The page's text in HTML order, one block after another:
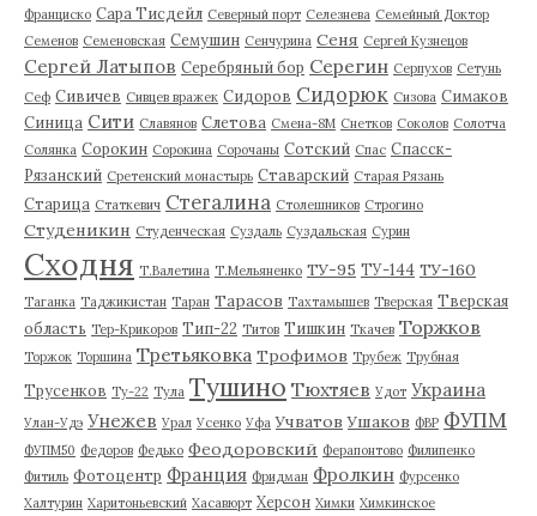
Франциско Сара Тисдейл Северный порт Селезнева Семейный Доктор
Семенов Семеновская Семушин Сенчурина Сеня Сергей Кузнецов
Сергей Латыпов Серебряный бор Серегин Серпухов Сетунь
Сеф Сивичев Сивцев вражек Сидоров Сидорюк Сизова Симаков
Синица Сити Славянов Слетова Смена-8М Снетков Соколов Солотча
Солянка Сорокин Сорокина Сорочаны Сотский Спас Спасск-
Рязанский Сретенский монастырь Ставарский Старая Рязань
Старица Статкевич Стегалина Столешников Строгино
Студеникин Студенческая Суздаль Суздальская Сурин
Сходня Т.Валетина Т.Мельяненко ТУ-95 ТУ-144 ТУ-160
Таганка Таджикистан Таран Тарасов Тахтамышев Тверская Тверская
область Тер-Крикоров Тип-22 Титов Тишкин Ткачев Торжков
Торжок Торшина Третьяковка Трофимов Трубеж Трубная
Трусенков Ту-22 Тула Тушино Тюхтяев Удот Украина
Улан-Удэ Унежев Урал Усенко Уфа Учватов Ушаков ФВР ФУПМ
ФУПМ50 Федоров Федько Феодоровский Ферапонтово Филипенко
Фитиль Фотоцентр Франция Фридман Фролкин Фурсенко
Халтурин Харитоньевский Хасавюрт Херсон Химки Химкинское